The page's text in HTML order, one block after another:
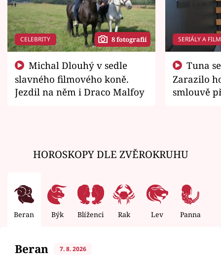
CELEBRITY 8 fotografií
slavného filmového koně.
Jezdil na něm i Draco Malfoy
SERIÁLY A
Zarazilo
smlouvě
HOROSKOPY DLE ZVĚROKRUHU
Beran Býk Blíženci Rak Lev Panna
Beran 7. 8. 2026